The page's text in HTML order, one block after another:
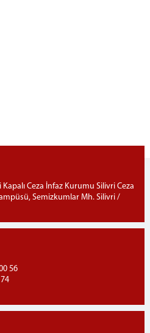
Ceza İnfaz Kurumu Silivri Ceza
Semizkumlar Mh. Silivri /
56